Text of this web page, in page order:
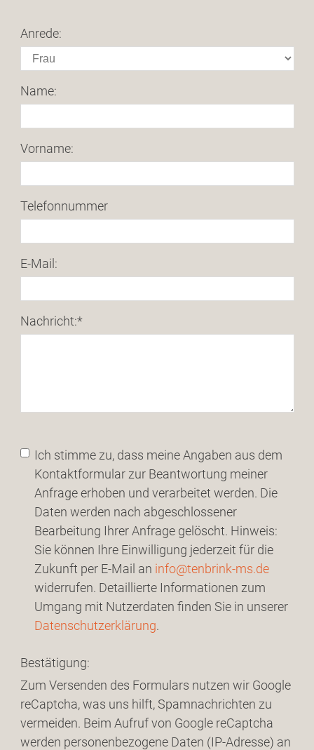
Anrede:
Name:
Vorname:
Telefonnummer
E-Mail:
Nachricht:*
Ich stimme zu, dass meine Angaben aus dem
Kontaktformular zur Beantwortung meiner
Anfrage erhoben und verarbeitet werden. Die
Daten werden nach abgeschlossener
Bearbeitung Ihrer Anfrage gelöscht. Hinweis:
Sie können Ihre Einwilligung jederzeit für die
Zukunft per E-Mail an info@tenbrink-ms.de
widerrufen. Detaillierte Informationen zum
Umgang mit Nutzerdaten finden Sie in unserer
Datenschutzerklärung.
Bestätigung:
Zum Versenden des Formulars nutzen wir Google
reCaptcha, was uns hilft, Spamnachrichten zu
vermeiden. Beim Aufruf von Google reCaptcha
werden personenbezogene Daten (IP-Adresse) an